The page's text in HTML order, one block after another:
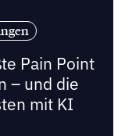
Pain Point
– und die
mit KI